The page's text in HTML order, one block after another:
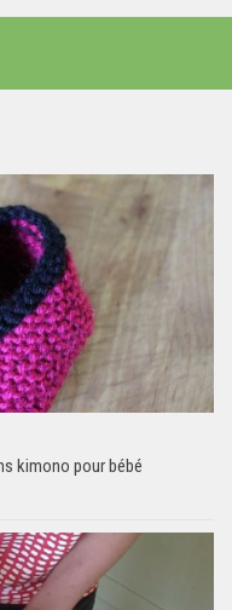
kimono pour bébé